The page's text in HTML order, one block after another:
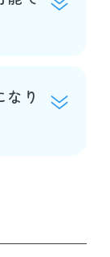
り